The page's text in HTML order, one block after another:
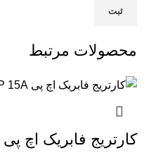
محصولات مرتبط
کارتریج فابریک اچ پی HP 15A